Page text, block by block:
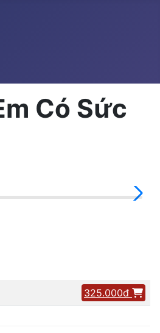
Có Sức
325.000đ